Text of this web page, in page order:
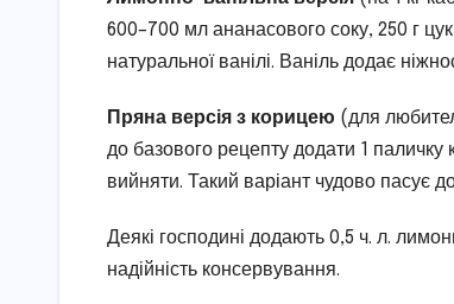
600–700 мл ананасового соку, 250 г
натуральної ванілі. Ваніль додає
Пряна версія з корицею (для
до базового рецепту додати 1 паличку
вийняти. Такий варіант чудово пасує
Деякі господині додають 0,5 ч. л.
надійність консервування.